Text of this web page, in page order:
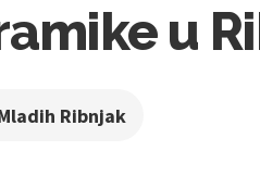
u
Ribnjak